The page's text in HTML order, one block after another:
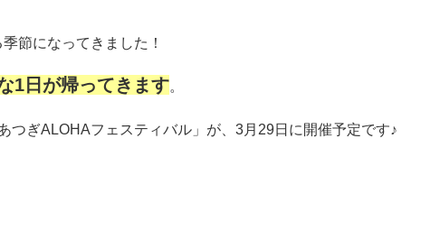
節になってきました！
1日が帰ってきます。
つぎALOHAフェスティバル」が、3月29日に開催予定です♪